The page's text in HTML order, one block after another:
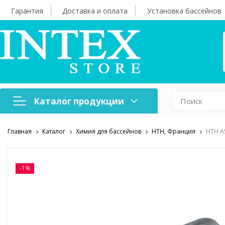
Гарантия Доставка и оплата Установка бассейнов
Каталог продукции
Надувная мебель
Главная Каталог Химия для бассейнов HTH, Франция HTH
-1%